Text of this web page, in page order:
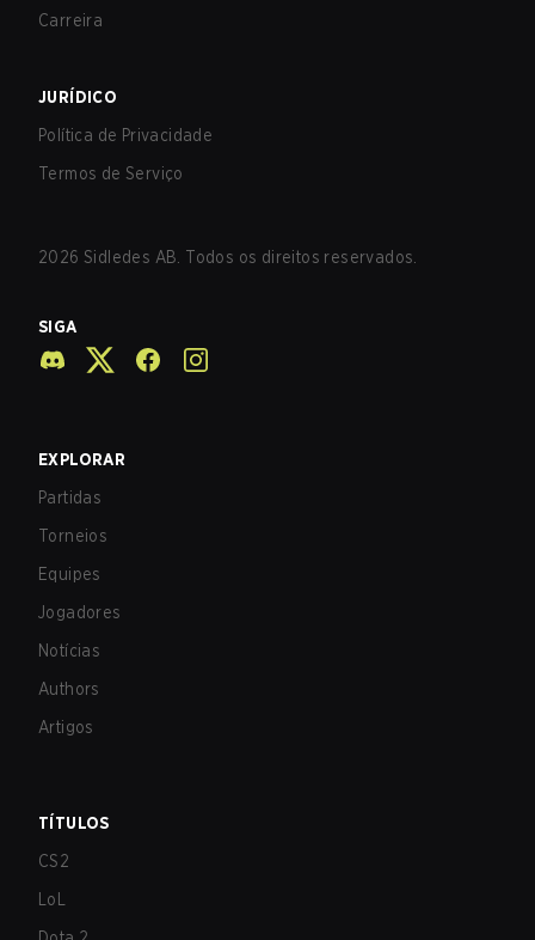
Carreira
JURÍDICO
Política de Privacidade
Termos de Serviço
2026 Sidledes AB. Todos os direitos reservados.
SIGA
EXPLORAR
Partidas
Torneios
Equipes
Jogadores
Notícias
Authors
Artigos
TÍTULOS
CS2
LoL